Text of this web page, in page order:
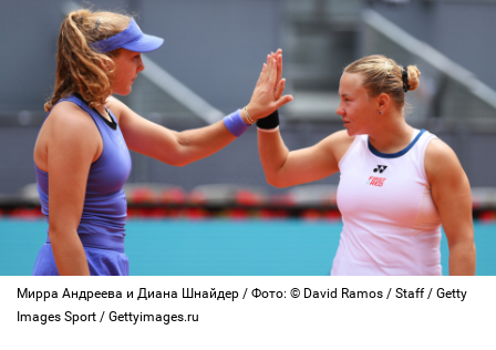
Мирра Андреева и Диана Шнайдер / Фото: © David Ramos / Staff / Getty
Images Sport / Gettyimages.ru